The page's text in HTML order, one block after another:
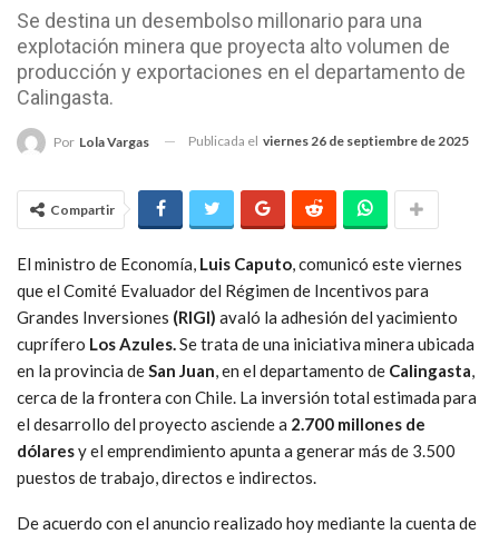
Se destina un desembolso millonario para una
explotación minera que proyecta alto volumen de
producción y exportaciones en el departamento de
Calingasta.
Por Lola Vargas Publicada el viernes 26 de septiembre de 2025
Compartir
El ministro de Economía, Luis Caputo, comunicó este viernes
que el Comité Evaluador del Régimen de Incentivos para
Grandes Inversiones (RIGI) avaló la adhesión del yacimiento
cuprífero Los Azules.Se trata de una iniciativa minera ubicada
en la provincia deSan Juan, en el departamento de Calingasta,
cerca de la frontera con Chile. La inversión total estimada para
el desarrollo del proyecto asciende a 2.700 millones de
dólaresy el emprendimiento apunta a generar más de 3.500
puestos de trabajo, directos e indirectos.
De acuerdo con el anuncio realizado hoy mediante la cuenta de